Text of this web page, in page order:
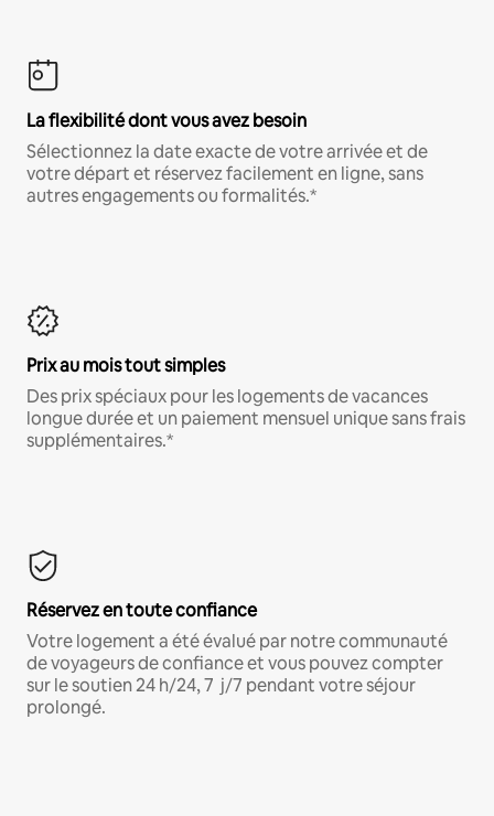
La flexibilité dont vous avez besoin
Sélectionnez la date exacte de votre arrivée et de
votre départ et réservez facilement en ligne, sans
autres engagements ou formalités.*
Prix au mois tout simples
Des prix spéciaux pour les logements de vacances
longue durée et un paiement mensuel unique sans frais
supplémentaires.*
Réservez en toute confiance
Votre logement a été évalué par notre communauté
de voyageurs de confiance et vous pouvez compter
sur le soutien 24 h/24, 7 j/7 pendant votre séjour
prolongé.